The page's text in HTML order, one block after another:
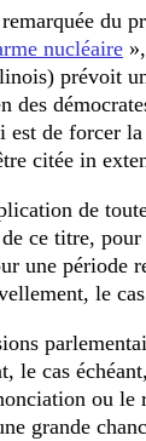
du
nucléaire
prévoit
des
de forcer
citée in
de
ce titre,
une période
le
le cas
ou le
grande